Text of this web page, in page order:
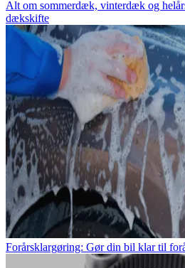
Alt om sommerdæk, vinterdæk og
dækskifte
Forårsklargøring: Gør din bil klar til